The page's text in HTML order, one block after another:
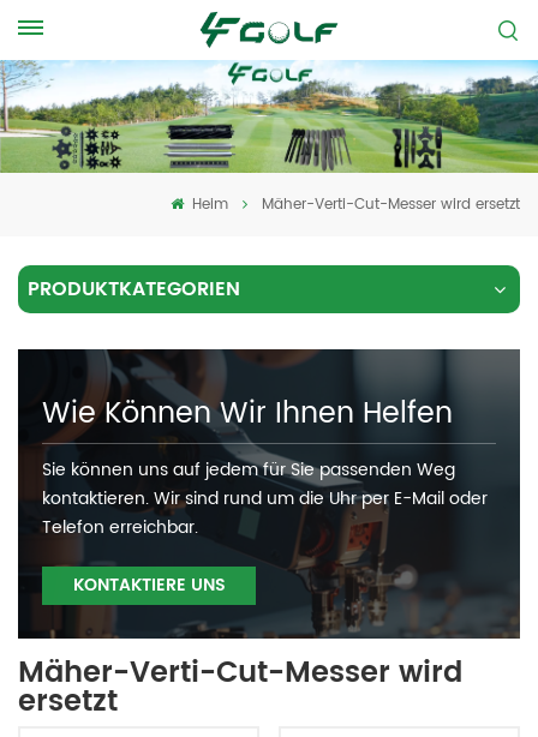
Heim Mäher-Verti-Cut-Messer wird ersetzt
PRODUKTKATEGORIEN
Wie Können Wir Ihnen Helfen
Sie können uns auf jedem für Sie passenden Weg
kontaktieren. Wir sind rund um die Uhr per E-Mail oder
Telefon erreichbar.
KONTAKTIERE UNS
Mäher-Verti-Cut-Messer wird
ersetzt